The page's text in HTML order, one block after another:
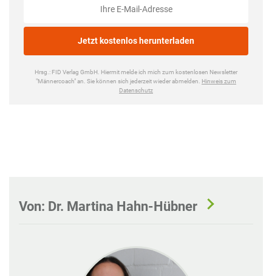
Von: Dr. Martina Hahn-Hübner